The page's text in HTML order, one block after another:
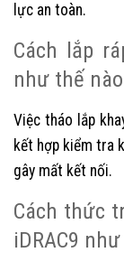
lực an toàn.
Cách lắp
như thế
Việc tháo lắp
kết hợp kiểm tra
gây mất kết nối.
Cách thức
iDRAC9